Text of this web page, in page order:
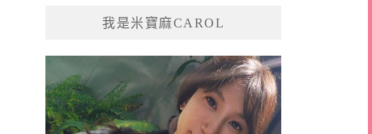
我是米寶麻CAROL